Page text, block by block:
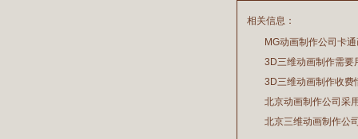
相关信息：
MG动画制作公司卡
2026/07/21
3D三维动画制作需要
2026/03/19
3D三维动画制作收费
2026/02/28
北京动画制作公司采
2026/02/24
北京三维动画制作公